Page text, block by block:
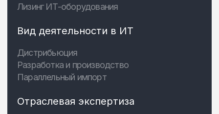
Лизинг ИТ-оборудования
Вид деятельности в ИТ
Дистрибьюция
Разработка и производство
Параллельный импорт
Отраслевая экспертиза